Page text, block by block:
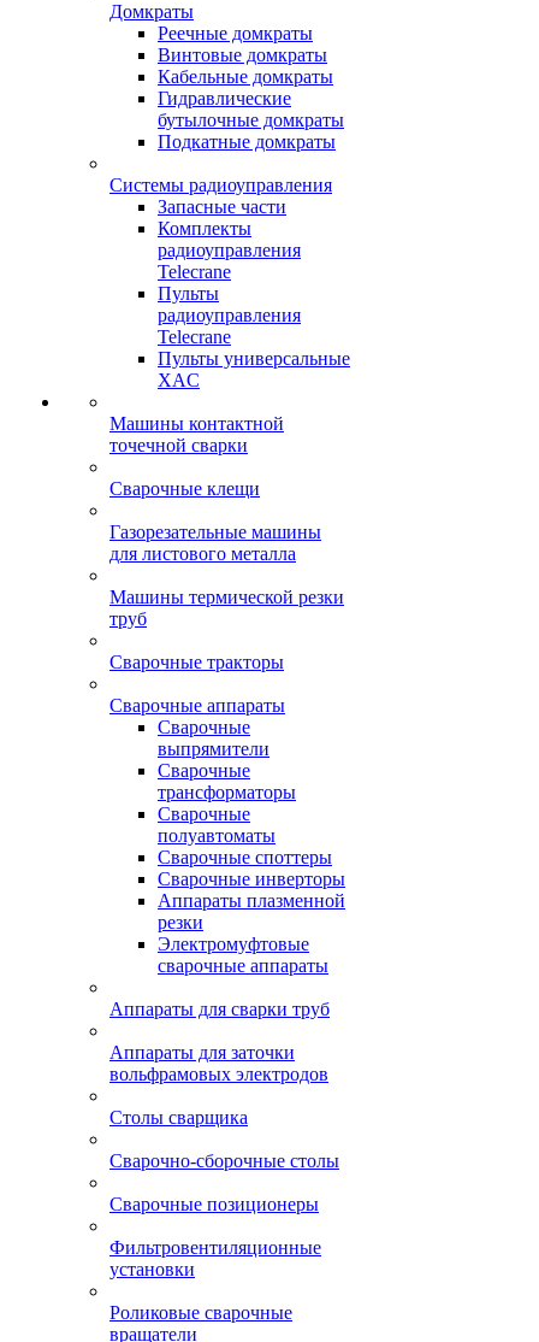
Домкраты
Реечные домкраты
Винтовые домкраты
Кабельные домкраты
Гидравлические
бутылочные домкраты
Подкатные домкраты
Системы радиоуправления
Запасные части
Комплекты
радиоуправления
Telecrane
Пульты
радиоуправления
Telecrane
Пульты универсальные
XAC
Машины контактной
точечной сварки
Сварочные клещи
Газорезательные машины
для листового металла
Машины термической резки
труб
Сварочные тракторы
Сварочные аппараты
Сварочные
выпрямители
Сварочные
трансформаторы
Сварочные
полуавтоматы
Сварочные споттеры
Сварочные инверторы
Аппараты плазменной
резки
Электромуфтовые
сварочные аппараты
Аппараты для сварки труб
Аппараты для заточки
вольфрамовых электродов
Столы сварщика
Сварочно-сборочные столы
Сварочные позиционеры
Фильтровентиляционные
установки
Роликовые сварочные
вращатели